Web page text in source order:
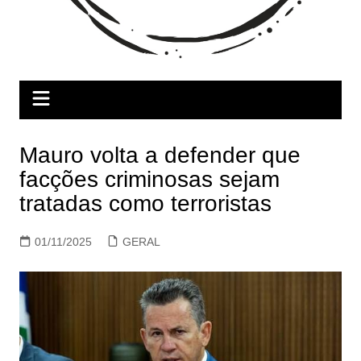
Mauro volta a defender que
facções criminosas sejam
tratadas como terroristas
01/11/2025 GERAL